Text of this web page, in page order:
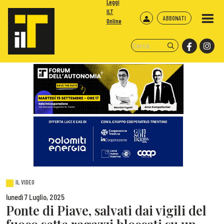
ABBONATI
Leggi
ILT
Online
IL VIDEO
lunedì 7 Luglio, 2025
Ponte di Piave, salvati dai vigili del